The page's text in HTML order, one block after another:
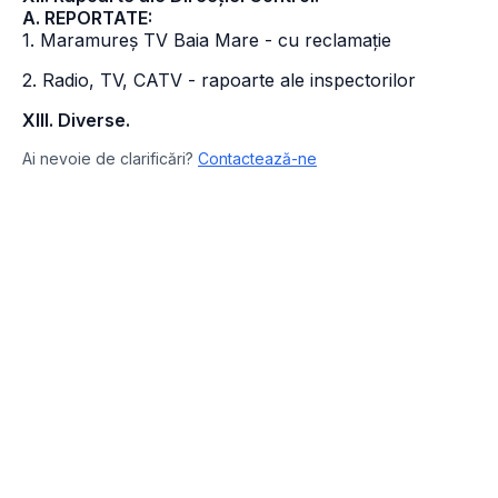
A. REPORTATE:
1. Maramureș TV Baia Mare - cu reclamație
2. Radio, TV, CATV - rapoarte ale inspectorilor
XIII. Diverse.
Ai nevoie de clarificări? Contactează-ne